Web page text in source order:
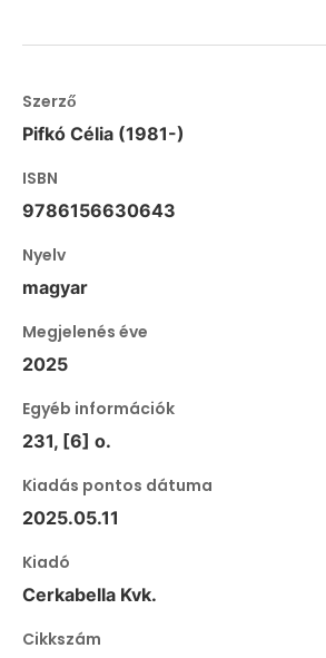
Szerző
Pifkó Célia (1981-)
ISBN
9786156630643
Nyelv
magyar
Megjelenés éve
2025
Egyéb információk
231, [6] o.
Kiadás pontos dátuma
2025.05.11
Kiadó
Cerkabella Kvk.
Cikkszám